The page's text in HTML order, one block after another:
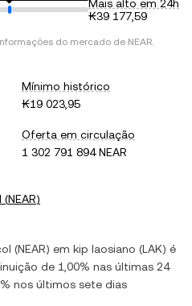
Mais alto em 24h
₭39 177,59
do mercado de NEAR.
Mínimo histórico
₭19 023,95
Oferta em circulação
1 302 791 894 NEAR
(NEAR)
(NEAR) em kip laosiano (LAK) é
de 1,00% nas últimas 24
nos últimos sete dias